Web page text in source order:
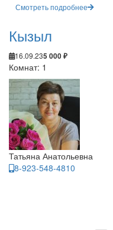
Смотреть подробнее
Кызыл
16.09.235 000 ₽
Комнат: 1
Татьяна Анатольевна
8-923-548-4810